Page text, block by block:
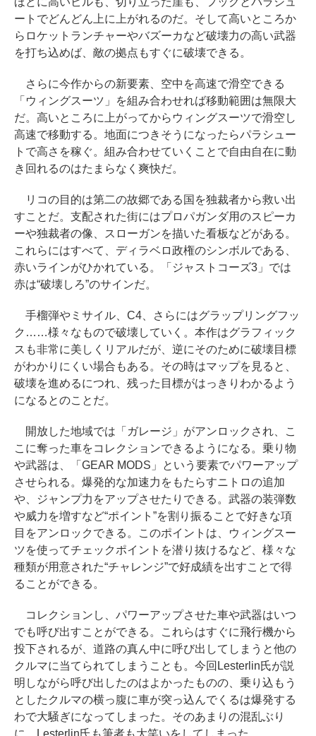
ートでどんどん上に上がれるのだ。そして高いところか
らロケットランチャーやバズーカなど破壊力の高い武器
を打ち込めば、敵の拠点もすぐに破壊できる。
さらに今作からの新要素、空中を高速で滑空できる
「ウィングスーツ」を組み合わせれば移動範囲は無限大
だ。高いところに上がってからウィングスーツで滑空し
高速で移動する。地面につきそうになったらパラシュー
トで高さを稼ぐ。組み合わせていくことで自由自在に動
き回れるのはたまらなく爽快だ。
リコの目的は第二の故郷である国を独裁者から救い出
すことだ。支配された街にはプロパガンダ用のスピーカ
ーや独裁者の像、スローガンを描いた看板などがある。
これらにはすべて、ディラベロ政権のシンボルである、
赤いラインがひかれている。「ジャストコーズ3」では
赤は“破壊しろ”のサインだ。
手榴弾やミサイル、C4、さらにはグラップリングフッ
ク……様々なもので破壊していく。本作はグラフィック
スも非常に美しくリアルだが、逆にそのために破壊目標
がわかりにくい場合もある。その時はマップを見ると、
破壊を進めるにつれ、残った目標がはっきりわかるよう
になるとのことだ。
開放した地域では「ガレージ」がアンロックされ、こ
こに奪った車をコレクションできるようになる。乗り物
や武器は、「GEAR MODS」という要素でパワーアップ
させられる。爆発的な加速力をもたらすニトロの追加
や、ジャンプ力をアップさせたりできる。武器の装弾数
や威力を増すなど“ポイント”を割り振ることで好きな項
目をアンロックできる。このポイントは、ウィングスー
ツを使ってチェックポイントを潜り抜けるなど、様々な
種類が用意された“チャレンジ”で好成績を出すことで得
ることができる。
コレクションし、パワーアップさせた車や武器はいつ
でも呼び出すことができる。これらはすぐに飛行機から
投下されるが、道路の真ん中に呼び出してしまうと他の
クルマに当てられてしまうことも。今回Lesterlin氏が説
明しながら呼び出したのはよかったものの、乗り込もう
としたクルマの横っ腹に車が突っ込んでくるは爆発する
わで大騒ぎになってしまった。そのあまりの混乱ぶり
に、Lesterlin氏も筆者も大笑いをしてしまった。